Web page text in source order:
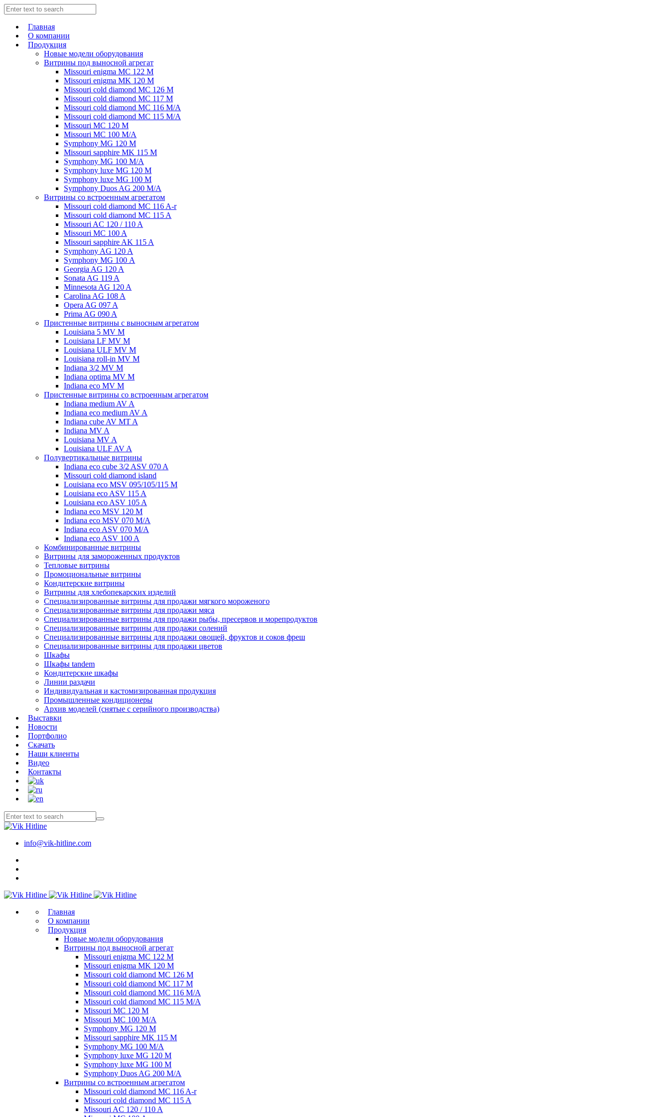
Главная
О компании
Продукция
Новые модели оборудования
Витрины под выносной агрегат
Missouri enigma MC 122 M
Missouri enigma MK 120 M
Missouri cold diamond MC 126 M
Missouri cold diamond MC 117 M
Missouri cold diamond MC 116 M/A
Missouri cold diamond MC 115 M/A
Missouri MC 120 M
Missouri MC 100 M/A
Symphony MG 120 M
Missouri sapphire MK 115 M
Symphony MG 100 M/А
Symphony luxe MG 120 M
Symphony luxe MG 100 M
Symphony Duos AG 200 M/A
Витрины со встроенным агрегатом
Missouri cold diamond MC 116 A-r
Missouri cold diamond MC 115 A
Missouri AC 120 / 110 A
Missouri MC 100 A
Missouri sapphire AK 115 A
Symphony AG 120 A
Symphony MG 100 А
Georgia AG 120 A
Sonata AG 119 A
Minnesota AG 120 A
Carolina AG 108 A
Opera AG 097 A
Prima AG 090 A
Пристенные витрины с выносным агрегатом
Louisiana 5 MV M
Louisiana LF MV M
Louisiana ULF MV M
Louisiana roll-in MV M
Indiana 3/2 MV M
Indiana optima MV M
Indiana eco MV M
Пристенные витрины со встроенным агрегатом
Indiana medium AV A
Indiana eco medium AV A
Indiana cube AV MT A
Indiana MV A
Louisiana MV A
Louisiana ULF AV A
Полувертикальные витрины
Indiana eco cube 3/2 ASV 070 A
Missouri cold diamond island
Louisiana eco MSV 095/105/115 M
Louisiana eco ASV 115 A
Louisiana eco ASV 105 A
Indiana eco MSV 120 M
Indiana eco MSV 070 M/A
Indiana eco ASV 070 M/A
Indiana eco ASV 100 A
Комбинированные витрины
Витрины для замороженных продуктов
Тепловые витрины
Промоциональные витрины
Кондитерские витрины
Витрины для хлебопекарских изделий
Специализированные витрины для продажи мягкого мороженого
Специализированные витрины для продажи мяса
Специализированные витрины для продажи рыбы, пресервов и морепродуктов
Специализированные витрины для продажи солений
Специализированные витрины для продажи овощей, фруктов и соков фреш
Специализированные витрины для продажи цветов
Шкафы
Шкафы tandem
Кондитерские шкафы
Линии раздачи
Индивидуальная и кастомизированная продукция
Промышленные кондиционеры
Архив моделей (снятые с серийного производства)
Выставки
Новости
Портфолио
Скачать
Наши клиенты
Видео
Контакты
info@vik-hitline.com
Главная
О компании
Продукция
Новые модели оборудования
Витрины под выносной агрегат
Missouri enigma MC 122 M
Missouri enigma MK 120 M
Missouri cold diamond MC 126 M
Missouri cold diamond MC 117 M
Missouri cold diamond MC 116 M/A
Missouri cold diamond MC 115 M/A
Missouri MC 120 M
Missouri MC 100 M/A
Symphony MG 120 M
Missouri sapphire MK 115 M
Symphony MG 100 M/А
Symphony luxe MG 120 M
Symphony luxe MG 100 M
Symphony Duos AG 200 M/A
Витрины со встроенным агрегатом
Missouri cold diamond MC 116 A-r
Missouri cold diamond MC 115 A
Missouri AC 120 / 110 A